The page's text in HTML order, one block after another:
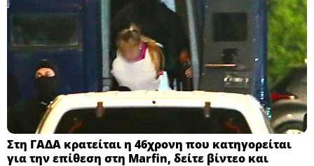
Στη ΓΑΔΑ κρατείται η 46χρονη που κατηγορείται
για την επίθεση στη Marfin, δείτε βίντεο και